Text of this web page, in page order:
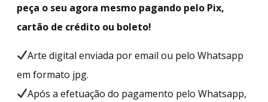
peça o seu agora mesmo pagando pelo Pix,
cartão de crédito ou boleto!
Arte digital enviada por email ou pelo Whatsapp
em formato jpg.
Após a efetuação do pagamento pelo Whatsapp,